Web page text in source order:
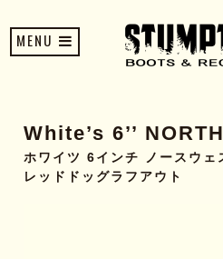
MENU
White’s 6’’
ホワイツ 6インチ ノースウ
レッドドッグラフアウト